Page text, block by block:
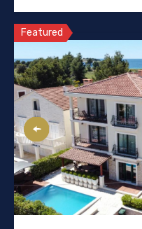
Featured